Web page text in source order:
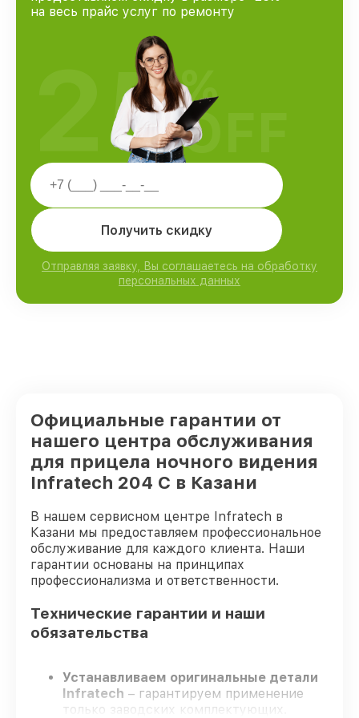
на весь прайс услуг по ремонту
Получить скидку
Отправляя заявку, Вы соглашаетесь на обработку
персональных данных
25%
OFF
Официальные гарантии от
нашего центра обслуживания
для прицела ночного видения
Infratech 204 С в Казани
В нашем сервисном центре Infratech в
Казани мы предоставляем профессиональное
обслуживание для каждого клиента. Наши
гарантии основаны на принципах
профессионализма и ответственности.
Технические гарантии и наши
обязательства
Устанавливаем оригинальные детали
Infratech – гарантируем применение
только заводских комплектующих.